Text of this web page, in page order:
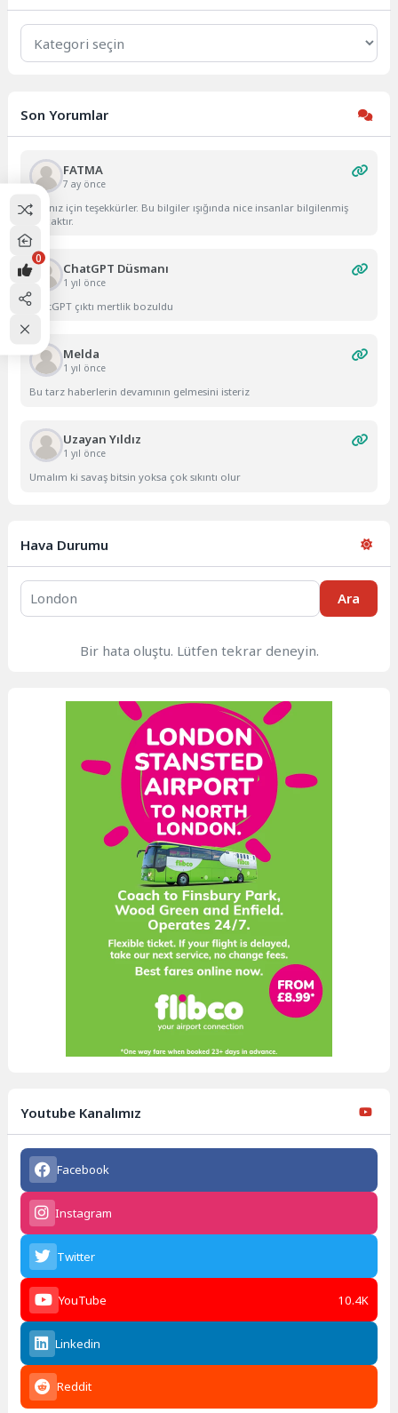
Kategoriler
Son Yorumlar
FATMA
7 ay önce
Yazınız için teşekkürler. Bu bilgiler ışığında nice insanlar bilgilenmiş
olacaktır.
ChatGPT Düsmanı
1 yıl önce
ChatGPT çıktı mertlik bozuldu
Melda
1 yıl önce
Bu tarz haberlerin devamının gelmesini isteriz
Uzayan Yıldız
1 yıl önce
Umalım ki savaş bitsin yoksa çok sıkıntı olur
Hava Durumu
Ara
Bir hata oluştu. Lütfen tekrar deneyin.
Youtube Kanalımız
Facebook
Instagram
Twitter
YouTube 10.4K
Linkedin
Reddit
0